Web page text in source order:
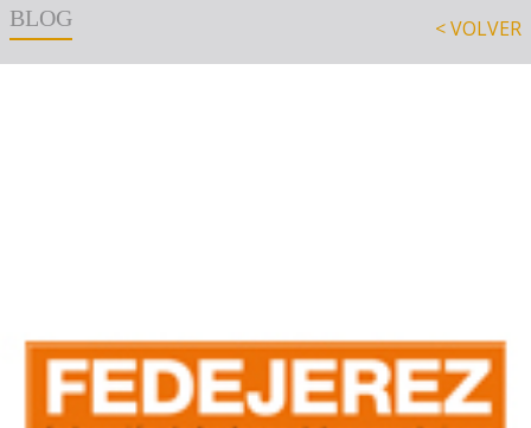
BLOG < VOLVER